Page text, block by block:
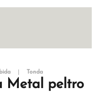
Tonda
Metal peltro